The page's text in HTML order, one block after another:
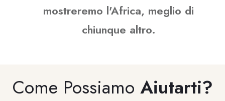
mostreremo l'Africa, meglio di
chiunque altro.
Come Possiamo Aiutarti?